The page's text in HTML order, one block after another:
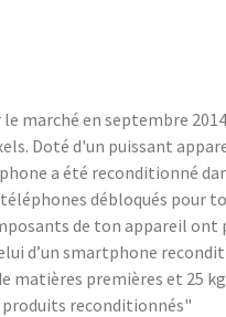
marché en septembre
Doté d'un puissant
a été reconditionné
téléphones débloqués
de ton appareil
d’un smartphone
premières et 25
reconditionnés"